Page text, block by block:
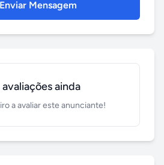
Enviar Mensagem
avaliações ainda
a avaliar este anunciante!